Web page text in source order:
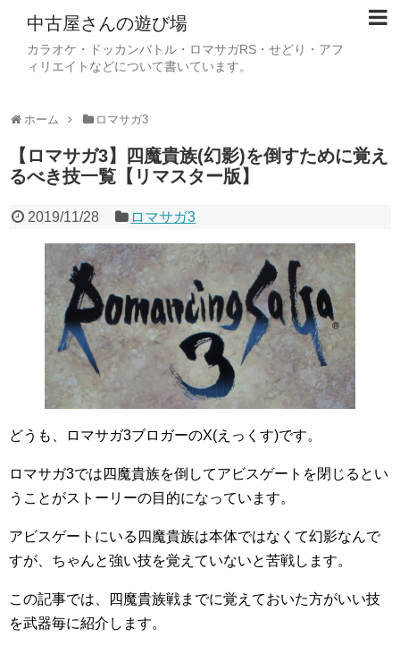
中古屋さんの遊び場
カラオケ・ドッカンバトル・ロマサガRS・せどり・アフ
ィリエイトなどについて書いています。
ホーム ロマサガ3
【ロマサガ3】四魔貴族(幻影)を倒すために覚え
るべき技一覧【リマスター版】
2019/11/28 ロマサガ3
どうも、ロマサガ3ブロガーのX(えっくす)です。
ロマサガ3では四魔貴族を倒してアビスゲートを閉じるとい
うことがストーリーの目的になっています。
アビスゲートにいる四魔貴族は本体ではなくて幻影なんで
すが、ちゃんと強い技を覚えていないと苦戦します。
この記事では、四魔貴族戦までに覚えておいた方がいい技
を武器毎に紹介します。